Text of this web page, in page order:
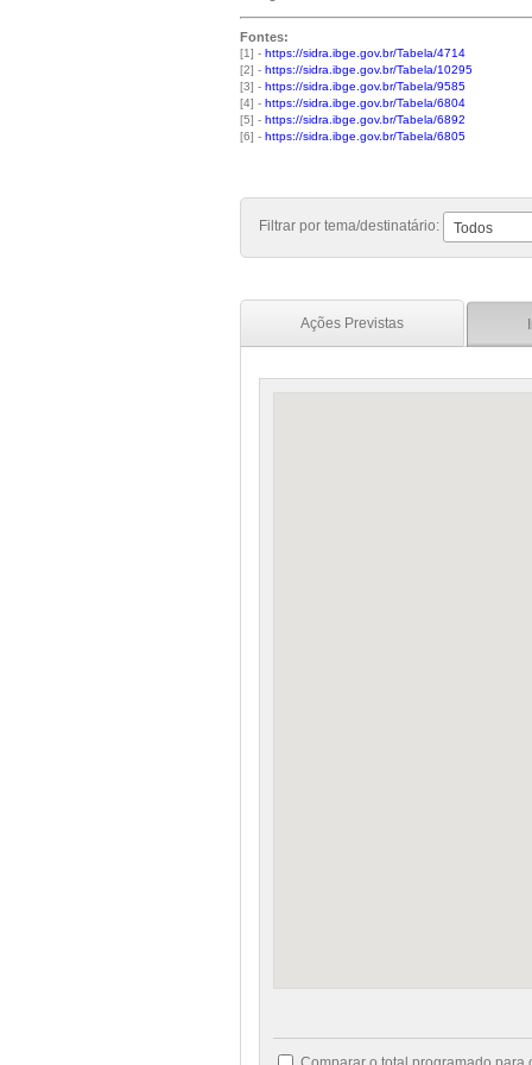
Fontes:
[1] - https://sidra.ibge.gov.br/Tabela/4714
[2] - https://sidra.ibge.gov.br/Tabela/10295
[3] - https://sidra.ibge.gov.br/Tabela/9585
[4] - https://sidra.ibge.gov.br/Tabela/6804
[5] - https://sidra.ibge.gov.br/Tabela/6892
[6] - https://sidra.ibge.gov.br/Tabela/6805
Filtrar por tema/destinatário: Todos
Ações Previstas